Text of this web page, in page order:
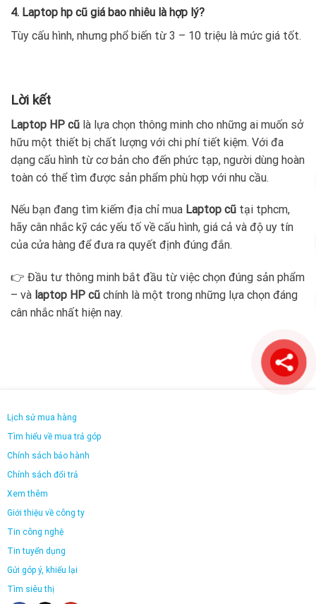
4. Laptop hp cũ giá bao nhiêu là hợp lý?
Tùy cấu hình, nhưng phổ biến từ 3 – 10 triệu là mức giá tốt.
Lời kết
Laptop HP cũ là lựa chọn thông minh cho những ai muốn sở
hữu một thiết bị chất lượng với chi phí tiết kiệm. Với đa
dạng cấu hình từ cơ bản cho đến phức tạp, người dùng hoàn
toàn có thể tìm được sản phẩm phù hợp với nhu cầu.
Nếu bạn đang tìm kiếm địa chỉ mua Laptop cũ tại tphcm,
hãy cân nhắc kỹ các yếu tố về cấu hình, giá cả và độ uy tín
của cửa hàng để đưa ra quyết định đúng đắn.
👉 Đầu tư thông minh bắt đầu từ việc chọn đúng sản phẩm
– và laptop HP cũ chính là một trong những lựa chọn đáng
cân nhắc nhất hiện nay.
Lịch sử mua hàng
Tìm hiểu về mua trả góp
Chính sách bảo hành
Chính sách đổi trả
Xem thêm
Giới thiệu về công ty
Tin công nghệ
Tin tuyển dụng
Gửi góp ý, khiếu lại
Tìm siêu thị